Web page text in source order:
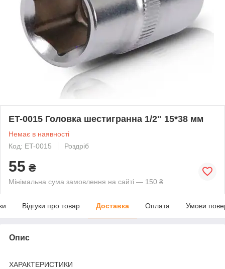
ET-0015 Головка шестигранна 1/2" 15*38 мм
Немає в наявності
Код: ET-0015
Роздріб
55 ₴
Мінімальна сума замовлення на сайті — 150 ₴
Відгуки про товар Доставка Оплата Умови
Опис
ХАРАКТЕРИСТИКИ